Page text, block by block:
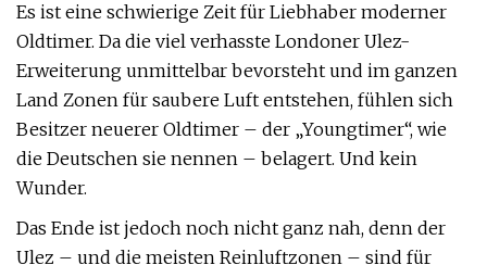
Es ist eine schwierige Zeit für Liebhaber moderner
Oldtimer. Da die viel verhasste Londoner Ulez-
Erweiterung unmittelbar bevorsteht und im ganzen
Land Zonen für saubere Luft entstehen, fühlen sich
Besitzer neuerer Oldtimer – der „Youngtimer“, wie
die Deutschen sie nennen – belagert. Und kein
Wunder.
Das Ende ist jedoch noch nicht ganz nah, denn der
Ulez – und die meisten Reinluftzonen – sind für